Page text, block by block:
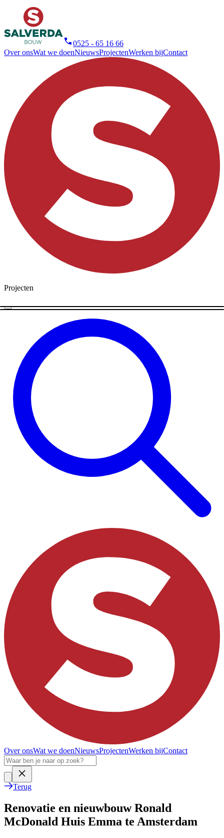
0525 - 65 16 66
Over onsWat we doenNieuwsProjectenWerken bijContact
Projecten
Over onsWat we doenNieuwsProjectenWerken bijContact
Terug
Renovatie en nieuwbouw Ronald
McDonald Huis Emma te Amsterdam